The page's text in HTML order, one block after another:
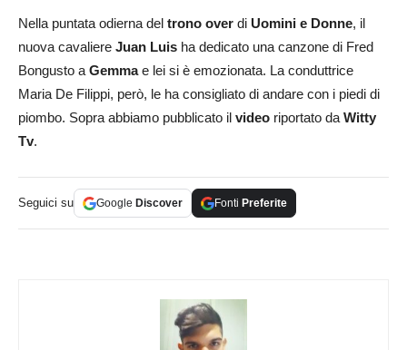
Nella puntata odierna del trono over di Uomini e Donne, il
nuova cavaliere Juan Luis ha dedicato una canzone di Fred
Bongusto aGemmae lei si è emozionata. La conduttrice
Maria De Filippi, però, le ha consigliato di andare con i piedi di
piombo. Sopra abbiamo pubblicato il video riportato daWitty
Tv.
Seguici su Google Discover Fonti Preferite